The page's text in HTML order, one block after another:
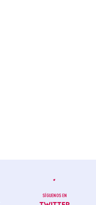
SÍGUENOS EN